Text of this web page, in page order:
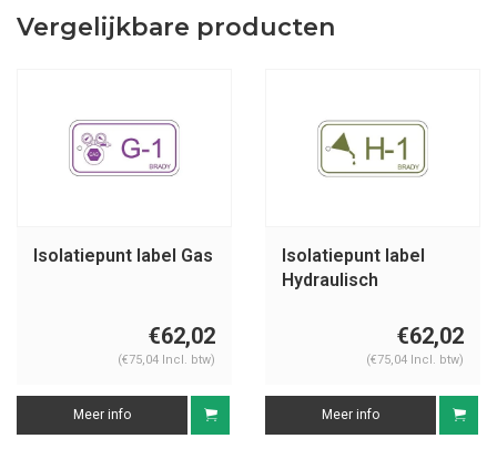
Vergelijkbare producten
Isolatiepunt label Gas
€62,02
(€75,04 Incl. btw)
Meer info
Isolatiepunt label
Hydraulisch
€62,02
(€75,04 Incl. btw)
Meer info